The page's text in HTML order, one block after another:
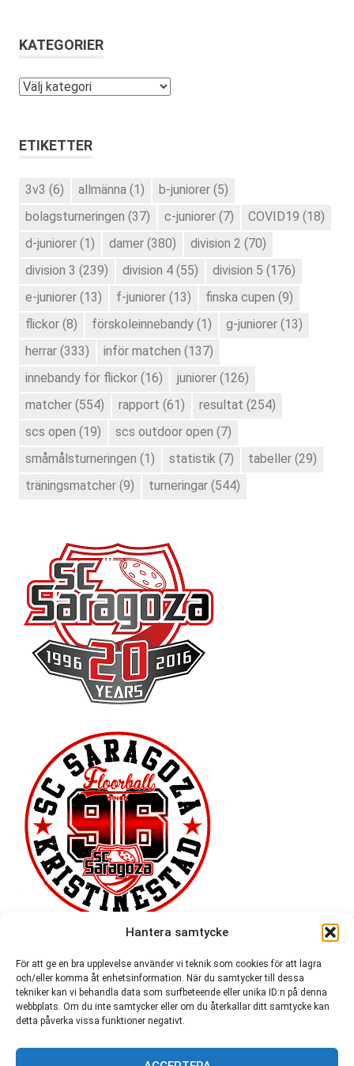
Hantera samtycke
För att ge en bra upplevelse använder vi teknik som cookies för att lagra
och/eller komma åt enhetsinformation. När du samtycker till dessa
tekniker kan vi behandla data som surfbeteende eller unika ID:n på denna
webbplats. Om du inte samtycker eller om du återkallar ditt samtycke kan
detta påverka vissa funktioner negativt.
KATEGORIER
Kategorier
ETIKETTER
3v3 (6) allmänna (1) b-juniorer (5)
bolagsturneringen (37) c-juniorer (7) COVID19 (18)
d-juniorer (1) damer (380) division 2 (70)
division 3 (239) division 4 (55) division 5 (176)
e-juniorer (13) f-juniorer (13) finska cupen (9)
flickor (8) förskoleinnebandy (1) g-juniorer (13)
herrar (333) inför matchen (137)
innebandy för flickor (16) juniorer (126)
matcher (554) rapport (61) resultat (254)
scs open (19) scs outdoor open (7)
småmålsturneringen (1) statistik (7) tabeller (29)
träningsmatcher (9) turneringar (544)